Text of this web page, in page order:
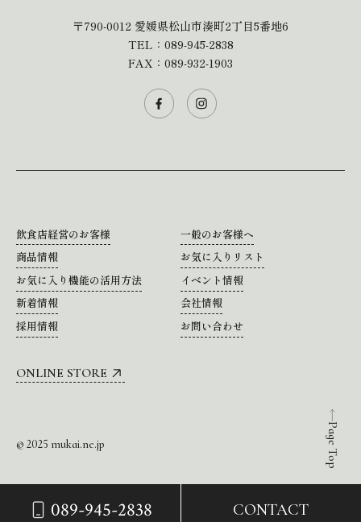
089-945-2838 CONTACT
Page Top
〒790-0012 愛媛県松山市湊町2丁目5番地6
TEL： 089-945-2838
FAX：089-932-1903
飲食店経営のお客様
一般のお客様へ
商品情報
お気に入りリスト
お気に入り機能の活用方法
イベント情報
新着情報
会社情報
採用情報
お問い合わせ
ONLINE STORE
© 2025 mukai.ne.jp